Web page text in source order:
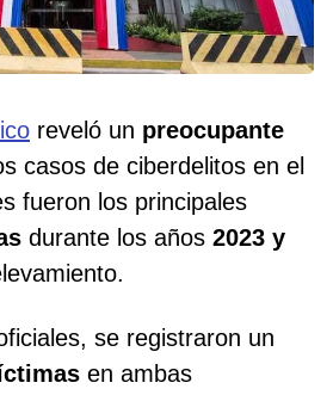
reveló un preocupante
casos de ciberdelitos en el
fueron los principales
durante los años 2023 y
se registraron un
en ambas